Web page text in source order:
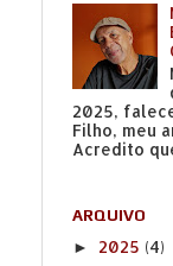
2025,
Filho, meu
Acredito
ARQUIVO
► 2025 (4)